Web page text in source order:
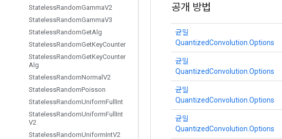
StatelessRandomGammaV2
StatelessRandomGammaV3
StatelessRandomGetAlg
StatelessRandomGetKeyCounter
StatelessRandomGetKeyCounter
Alg
StatelessRandomNormal V2
StatelessRandomPoisson
StatelessRandomUniformFull Int
StatelessRandomUniformFull Int
V2
StatelessRandomUniformIntV2
공개 방법
균일
QuantizedConvolution.Options
균일
QuantizedConvolution.Options
균일
QuantizedConvolution.Options
균일
QuantizedConvolution.Options